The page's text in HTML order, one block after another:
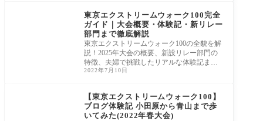
東京エクストリームウォーク100完全
ガイド｜大会概要・体験記・新リレー
部門まで徹底解説
東京エクストリームウォーク100の全貌を解
説！2025年大会の概要、新設リレー部門の
特徴、夫婦で挑戦したリアルな体験記ま
で。初心者でも安心して挑戦できる理由が
2022年7月10日
【東京エクストリームウォーク100】
ブログ体験記 小田原から青山まで歩
いてみた(2022年春大会)